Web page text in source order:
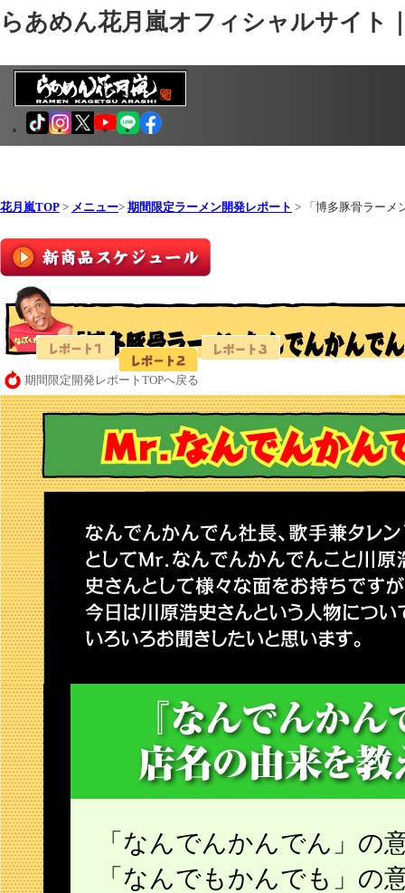
らあめん花月嵐オフィシャルサイト
花月嵐TOP > メニュー> 期間限定ラーメン開発レポート > 「博多豚骨ラーメ
期間限定開発レポートTOPへ戻る
「なんでんかんでん」の
「なんでもかんでも」の